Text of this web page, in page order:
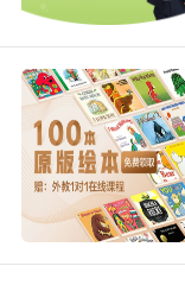
10. It
structural
abstraction.
看来你已经走